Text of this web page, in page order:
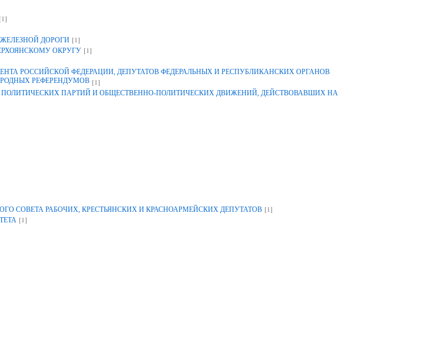
[1]
ДОРОГИ [1]
ОКРУГУ [1]
РОССИЙСКОЙ ФЕДЕРАЦИИ, ДЕПУТАТОВ ФЕДЕРАЛЬНЫХ И РЕСПУБЛИКАНСКИХ ОРГАНОВ
РЕФЕРЕНДУМОВ [1]
ПАРТИЙ И ОБЩЕСТВЕННО-ПОЛИТИЧЕСКИХ ДВИЖЕНИЙ, ДЕЙСТВОВАВШИХ НА
СОВЕТА РАБОЧИХ, КРЕСТЬЯНСКИХ И КРАСНОАРМЕЙСКИХ ДЕПУТАТОВ [1]
[1]